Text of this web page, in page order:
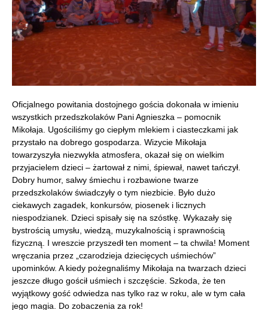
Oficjalnego powitania dostojnego gościa dokonała w imieniu
wszystkich przedszkolaków Pani Agnieszka – pomocnik
Mikołaja. Ugościliśmy go ciepłym mlekiem i ciasteczkami jak
przystało na dobrego gospodarza. Wizycie Mikołaja
towarzyszyła niezwykła atmosfera, okazał się on wielkim
przyjacielem dzieci – żartował z nimi, śpiewał, nawet tańczył.
Dobry humor, salwy śmiechu i rozbawione twarze
przedszkolaków świadczyły o tym niezbicie. Było dużo
ciekawych zagadek, konkursów, piosenek i licznych
niespodzianek. Dzieci spisały się na szóstkę. Wykazały się
bystrością umysłu, wiedzą, muzykalnością i sprawnością
fizyczną. I wreszcie przyszedł ten moment – ta chwila! Moment
wręczania przez „czarodzieja dziecięcych uśmiechów”
upominków. A kiedy pożegnaliśmy Mikołaja na twarzach dzieci
jeszcze długo gościł uśmiech i szczęście. Szkoda, że ten
wyjątkowy gość odwiedza nas tylko raz w roku, ale w tym cała
jego magia. Do zobaczenia za rok!